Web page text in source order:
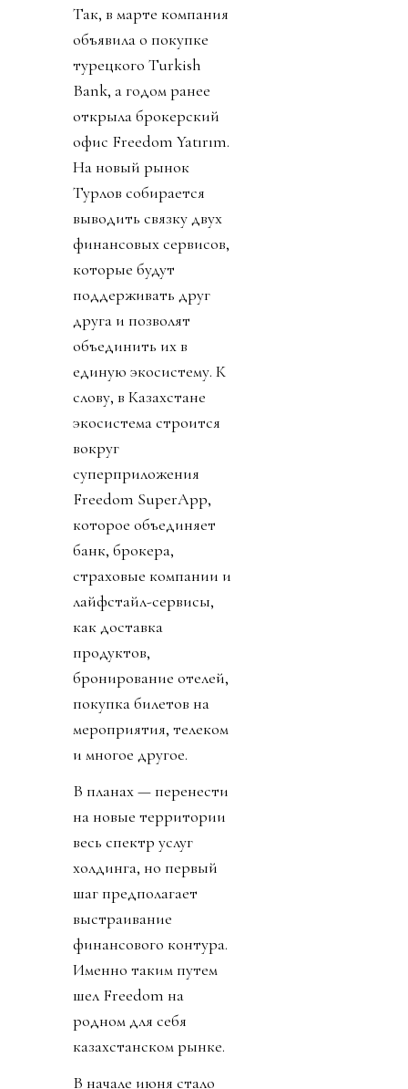
Так, в марте компания
объявила о покупке
турецкого Turkish
Bank, а годом ранее
открыла брокерский
офис Freedom Yatırım.
На новый рынок
Турлов собирается
выводить связку двух
финансовых сервисов,
которые будут
поддерживать друг
друга и позволят
объединить их в
единую экосистему. К
слову, в Казахстане
экосистема строится
вокруг
суперприложения
Freedom SuperApp,
которое объединяет
банк, брокера,
страховые компании и
лайфстайл-сервисы,
как доставка
продуктов,
бронирование отелей,
покупка билетов на
мероприятия, телеком
и многое другое.
В планах — перенести
на новые территории
весь спектр услуг
холдинга, но первый
шаг предполагает
выстраивание
финансового контура.
Именно таким путем
шел Freedom на
родном для себя
казахстанском рынке.
В начале июня стало